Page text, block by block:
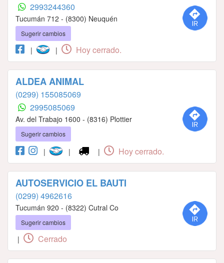
2993244360
Tucumán 712 - (8300) Neuquén
Sugerir cambios
| | Hoy cerrado.
ALDEA ANIMAL
(0299) 155085069
2995085069
Av. del Trabajo 1600 - (8316) Plottier
Sugerir cambios
| | | Hoy cerrado.
AUTOSERVICIO EL BAUTI
(0299) 4962616
Tucumán 920 - (8322) Cutral Co
Sugerir cambios
| Cerrado